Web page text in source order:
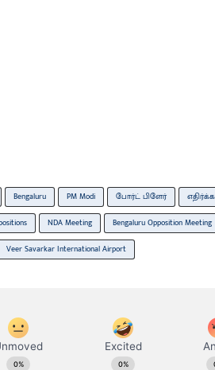
Bengaluru PM Modi போர்ட் பிளேர்
NDA Meeting Bengaluru Opposition Meeting
Veer Savarkar International Airport